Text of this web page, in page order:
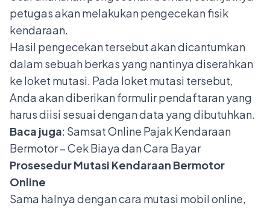
petugas akan melakukan pengecekan fisik
kendaraan.
Hasil pengecekan tersebut akan dicantumkan
dalam sebuah berkas yang nantinya diserahkan
ke loket mutasi. Pada loket mutasi tersebut,
Anda akan diberikan formulir pendaftaran yang
harus diisi sesuai dengan data yang dibutuhkan.
Baca juga: Samsat Online Pajak Kendaraan
Bermotor – Cek Biaya dan Cara Bayar
Prosesedur Mutasi Kendaraan Bermotor
Online
Sama halnya dengancara mutasi mobil online,